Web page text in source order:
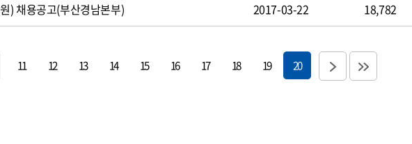
) 채용공고(부산경남본부) 2017-03-22 18,782
11 12 13 14 15 16 17 18 19 20